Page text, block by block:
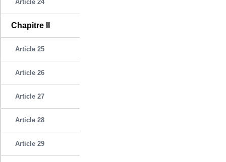
Article 24
Chapitre II
Article 25
Article 26
Article 27
Article 28
Article 29